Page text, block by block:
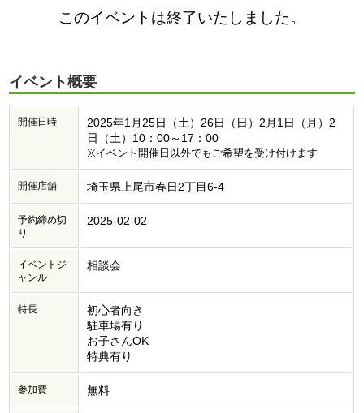
このイベントは終了いたしました。
イベント概要
開催日時
2025年1月25日（土）26日（日）2月1日（月）2
日（土）10：00～17：00
※イベント開催日以外でもご希望を受け付けます
開催店舗 埼玉県上尾市春日2丁目6-4
予約締め切
り
2025-02-02
イベントジ
ャンル
相談会
特長
初心者向き
駐車場有り
お子さんOK
特典有り
参加費 無料